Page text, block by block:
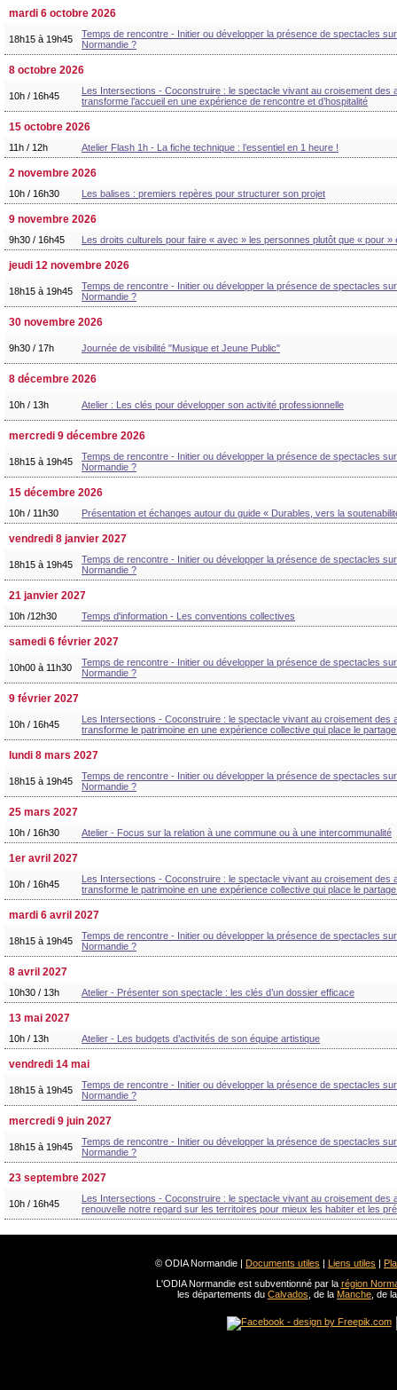
mardi 6 octobre 2026
18h15 à 19h45
Temps de rencontre - Initier ou développer la présence de spectacles
Normandie ?
8 octobre 2026
10h / 16h45
Les Intersections - Coconstruire : le spectacle vivant au croisement
transforme l’accueil en une expérience de rencontre et d’hospitalité
15 octobre 2026
11h / 12h Atelier Flash 1h - La fiche technique : l’essentiel en 1 heure !
2 novembre 2026
10h / 16h30 Les balises : premiers repères pour structurer son projet
9 novembre 2026
9h30 / 16h45 Les droits culturels pour faire « avec » les personnes plutôt que « pour »
jeudi 12 novembre 2026
18h15 à 19h45
Temps de rencontre - Initier ou développer la présence de spectacles
Normandie ?
30 novembre 2026
9h30 / 17h Journée de visibilité "Musique et Jeune Public"
8 décembre 2026
10h / 13h Atelier : Les clés pour développer son activité professionnelle
mercredi 9 décembre 2026
18h15 à 19h45
Temps de rencontre - Initier ou développer la présence de spectacles
Normandie ?
15 décembre 2026
10h / 11h30 Présentation et échanges autour du guide « Durables, vers la
vendredi 8 janvier 2027
18h15 à 19h45
Temps de rencontre - Initier ou développer la présence de spectacles
Normandie ?
21 janvier 2027
10h /12h30 Temps d'information - Les conventions collectives
samedi 6 février 2027
10h00 à 11h30
Temps de rencontre - Initier ou développer la présence de spectacles
Normandie ?
9 février 2027
10h / 16h45
Les Intersections - Coconstruire : le spectacle vivant au croisement
transforme le patrimoine en une expérience collective qui place le
lundi 8 mars 2027
18h15 à 19h45
Temps de rencontre - Initier ou développer la présence de spectacles
Normandie ?
25 mars 2027
10h / 16h30 Atelier - Focus sur la relation à une commune ou à une intercommunalité
1er avril 2027
10h / 16h45
Les Intersections - Coconstruire : le spectacle vivant au croisement
transforme le patrimoine en une expérience collective qui place le
mardi 6 avril 2027
18h15 à 19h45
Temps de rencontre - Initier ou développer la présence de spectacles
Normandie ?
8 avril 2027
10h30 / 13h Atelier - Présenter son spectacle : les clés d’un dossier efficace
13 mai 2027
10h / 13h Atelier - Les budgets d’activités de son équipe artistique
vendredi 14 mai
18h15 à 19h45
Temps de rencontre - Initier ou développer la présence de spectacles
Normandie ?
mercredi 9 juin 2027
18h15 à 19h45
Temps de rencontre - Initier ou développer la présence de spectacles
Normandie ?
23 septembre 2027
10h / 16h45
Les Intersections - Coconstruire : le spectacle vivant au croisement
renouvelle notre regard sur les territoires pour mieux les habiter et les
© ODIA Normandie | Documents utiles | Liens utiles |
L'ODIA Normandie est subventionné par la région
les départements du Calvados , de la Manche , de